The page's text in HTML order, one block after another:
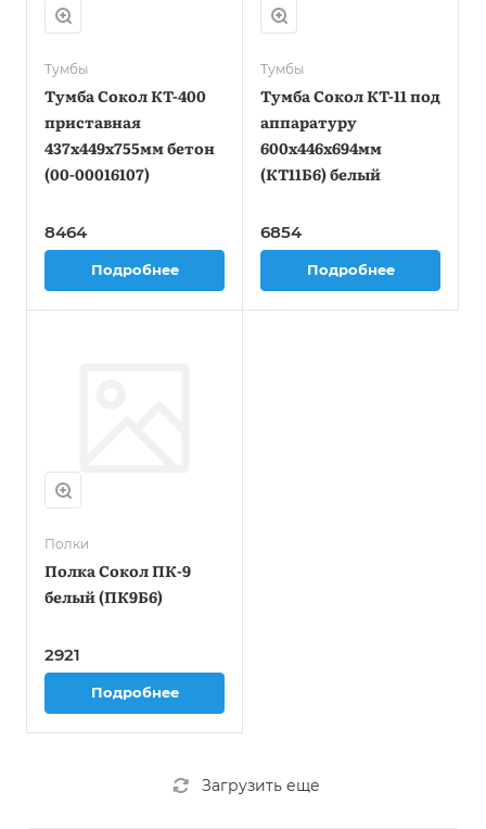
Тумбы
Тумба Сокол КТ-400
приставная
437x449x755мм бетон
(00-00016107)
8464
Подробнее
Тумбы
Тумба Сокол КТ-11 под
аппаратуру
600x446x694мм
(КТ11Б6) белый
6854
Подробнее
Полки
Полка Сокол ПК-9
белый (ПК9Б6)
2921
Подробнее
Загрузить еще